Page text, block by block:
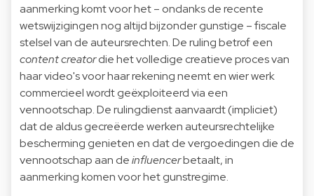
aanmerking komt voor het – ondanks de recente
wetswijzigingen nog altijd bijzonder gunstige – fiscale
stelsel van de auteursrechten. De ruling betrof een
content creatordie het volledige creatieve proces van
haar video's voor haar rekening neemt en wier werk
commercieel wordt geëxploiteerd via een
vennootschap. De rulingdienst aanvaardt (impliciet)
dat de aldus gecreëerde werken auteursrechtelijke
bescherming genieten en dat de vergoedingen die de
vennootschap aan deinfluencerbetaalt, in
aanmerking komen voor het gunstregime.